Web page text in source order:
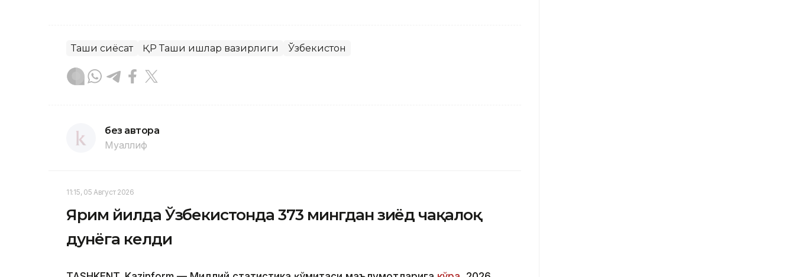
Ташқи сиёсат ҚР Ташқи ишлар вазирлиги Ўзбекистон
без автора
Муаллиф
11:15, 05 Август 2026
Ярим йилда Ўзбекистонда 373 мингдан зиёд чақалоқ
дунёга келди